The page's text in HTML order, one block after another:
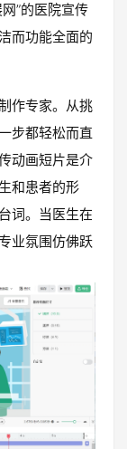
”的医院宣传
而功能全面的
作专家。从挑
步都轻松而直
动画短片是介
和患者的形
词。当医生在
业氛围仿佛跃